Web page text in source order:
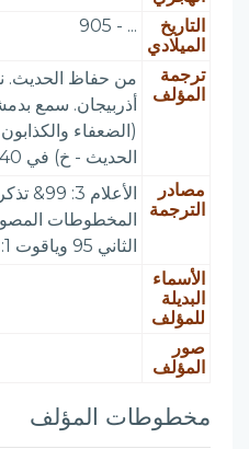
التاريخ
الميلادي
... - 905
ترجمة
المؤلف
من حفاظ الحديث.
أذربيجان. سمع
(الضعفاء
الحديث - خ) في 40 ورقة
مصادر
الترجمة
المخطوطات
الثاني 95 وياقوت 1: 560 وانظر التراث 1: 412
الأسماء
البديلة
للمؤلف
صور
المؤلف
مخطوطات المؤلف